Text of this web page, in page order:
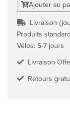
Ajouter au
Livraison
Produits
Vélos: 5-7 jours
Livraison
Retours